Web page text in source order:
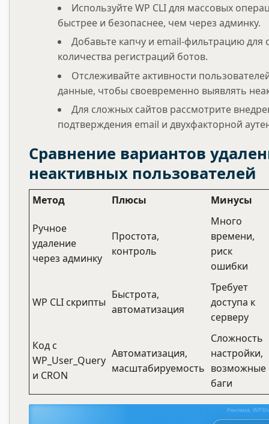
Используйте WP CLI для массовых
быстрее и безопаснее, чем через админку.
Добавьте капчу и email-фильтрацию для
количества регистраций ботов.
Отслеживайте активности
данные, чтобы своевременно выявлять
Для сложных сайтов рассмотрите
подтверждения email и двухфакторной
Сравнение вариантов
неактивных пользователей
Метод Плюсы Минусы
Ручное
удаление
через админку
Простота,
контроль
Много
времени,
риск
ошибки
WP CLI скрипты
Быстрота,
автоматизация
Требует
доступа к
серверу
Код с
WP_User_Query
и CRON
Автоматизация,
масштабируемость
Сложность
настройки,
возможные
баги